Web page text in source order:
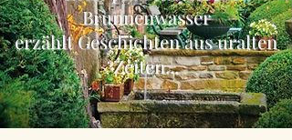
Brunnenwasser
erzählt Geschichten aus uralten
Zeiten...